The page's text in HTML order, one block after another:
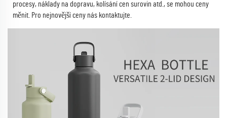
procesy, náklady na dopravu, kolísání cen surovin atd., se mohou ceny
měnit. Pro nejnovější ceny nás kontaktujte.